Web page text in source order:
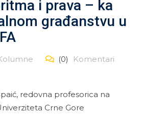
i prava – ka
građanstvu u
(0) Komentari
redovna profesorica na
Crne Gore